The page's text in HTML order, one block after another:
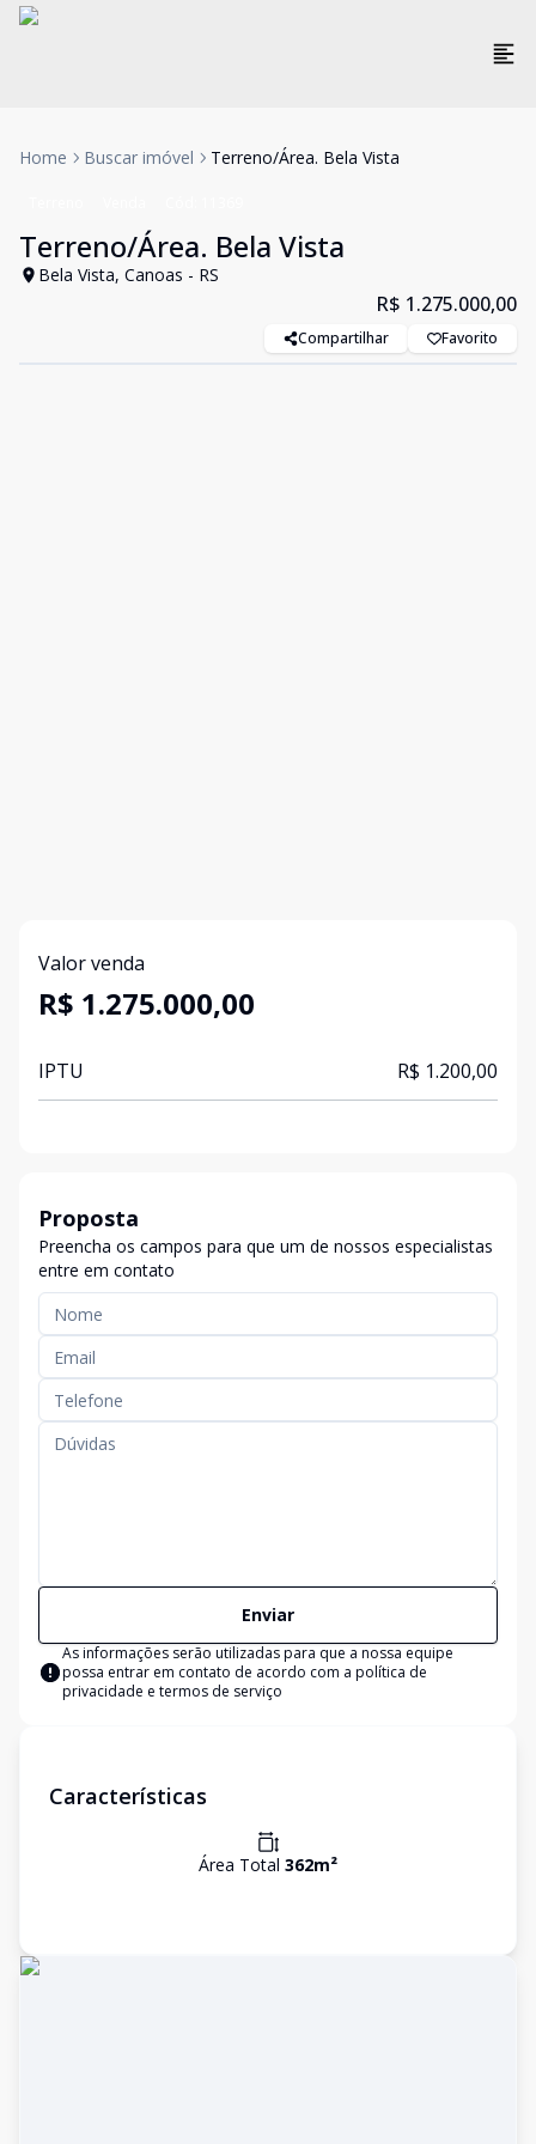
Home Buscar imóvel Terreno/Área. Bela Vista
Terreno/Área. Bela Vista
Bela Vista, Canoas - RS
R$ 1.275.000,00
Compartilhar Favorito
Valor venda
R$ 1.275.000,00
IPTU R$ 1.200,00
Proposta
Preencha os campos para que um de nossos especialistas
entre em contato
Enviar
As informações serão utilizadas para que a nossa equipe
possa entrar em contato de acordo com a política de
privacidade e termos de serviço
Características
Área Total 362m²